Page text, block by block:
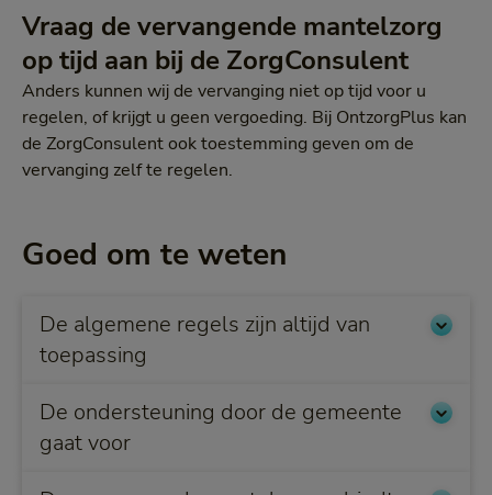
Vraag de vervangende mantelzorg
op tijd aan bij de ZorgConsulent
Anders kunnen wij de vervanging niet op tijd voor u
regelen, of krijgt u geen vergoeding. Bij OntzorgPlus kan
de ZorgConsulent ook toestemming geven om de
vervanging zelf te regelen.
Goed om te weten
De algemene regels zijn altijd van
toepassing
De ondersteuning door de gemeente
gaat voor